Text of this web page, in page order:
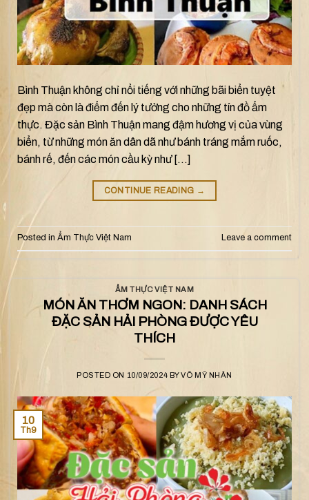
Bình Thuận không chỉ nổi tiếng với những bãi biển tuyệt
đẹp mà còn là điểm đến lý tưởng cho những tín đồ ẩm
thực. Đặc sản Bình Thuận mang đậm hương vị của vùng
biển, từ những món ăn dân dã như bánh tráng mắm ruốc,
bánh rế, đến các món cầu kỳ như […]
CONTINUE READING →
Posted in Ẩm Thực Việt Nam Leave a comment
ẨM THỰC VIỆT NAM
MÓN ĂN THƠM NGON: DANH SÁCH
ĐẶC SẢN HẢI PHÒNG ĐƯỢC YÊU
THÍCH
POSTED ON 10/09/2024 BYVÕ MỸ NHÂN
10
Th9